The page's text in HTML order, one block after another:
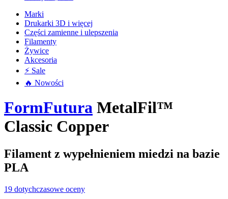
Marki
Drukarki 3D i więcej
Części zamienne i ulepszenia
Filamenty
Żywice
Akcesoria
⚡ Sale
🔥 Nowości
FormFutura MetalFil™
Classic Copper
Filament z wypełnieniem miedzi na bazie
PLA
19 dotychczasowe oceny